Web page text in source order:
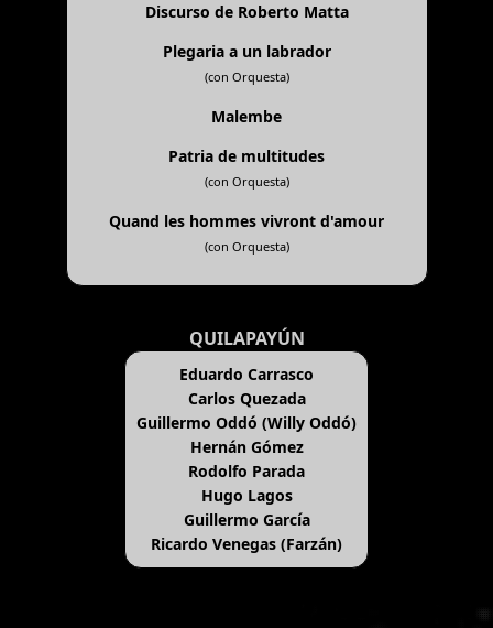
Discurso de Roberto Matta
Plegaria a un labrador
(con Orquesta)
Malembe
Patria de multitudes
(con Orquesta)
Quand les hommes vivront d'amour
(con Orquesta)
QUILAPAYÚN
Eduardo Carrasco
Carlos Quezada
Guillermo Oddó (Willy Oddó)
Hernán Gómez
Rodolfo Parada
Hugo Lagos
Guillermo García
Ricardo Venegas (Farzán)